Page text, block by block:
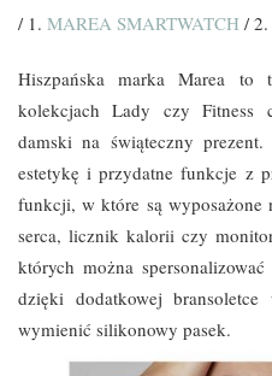
/ 1. MAREA SMARTWATCH / 2.
Hiszpańska marka Marea
kolekcjach Lady czy Fitness
damski na świąteczny
estetykę i przydatne funkcje z
funkcji, w które są wyposażone
serca, licznik kalorii czy
których można
dzięki dodatkowej
wymienić silikonowy pasek.